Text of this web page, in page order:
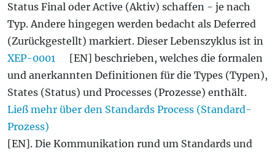
Status Final oder Active (Aktiv) schaffen - je nach
Typ. Andere hingegen werden bedacht als Deferred
(Zurückgestellt) markiert. Dieser Lebenszyklus ist in
XEP-0001
[EN] beschrieben, welches die formalen
und anerkannten Definitionen für die Types (Typen),
States (Status) und Processes (Prozesse) enthält.
Ließ mehr über den Standards Process (Standard-
Prozess)
[EN]. Die Kommunikation rund um Standards und